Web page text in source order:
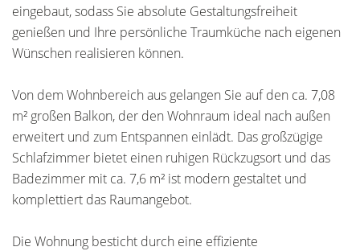
eingebaut, sodass Sie absolute Gestaltungsfreiheit
genießen und Ihre persönliche Traumküche nach eigenen
Wünschen realisieren können.
Von dem Wohnbereich aus gelangen Sie auf den ca. 7,08
m² großen Balkon, der den Wohnraum ideal nach außen
erweitert und zum Entspannen einlädt. Das großzügige
Schlafzimmer bietet einen ruhigen Rückzugsort und das
Badezimmer mit ca. 7,6 m² ist modern gestaltet und
komplettiert das Raumangebot.
Die Wohnung besticht durch eine effiziente